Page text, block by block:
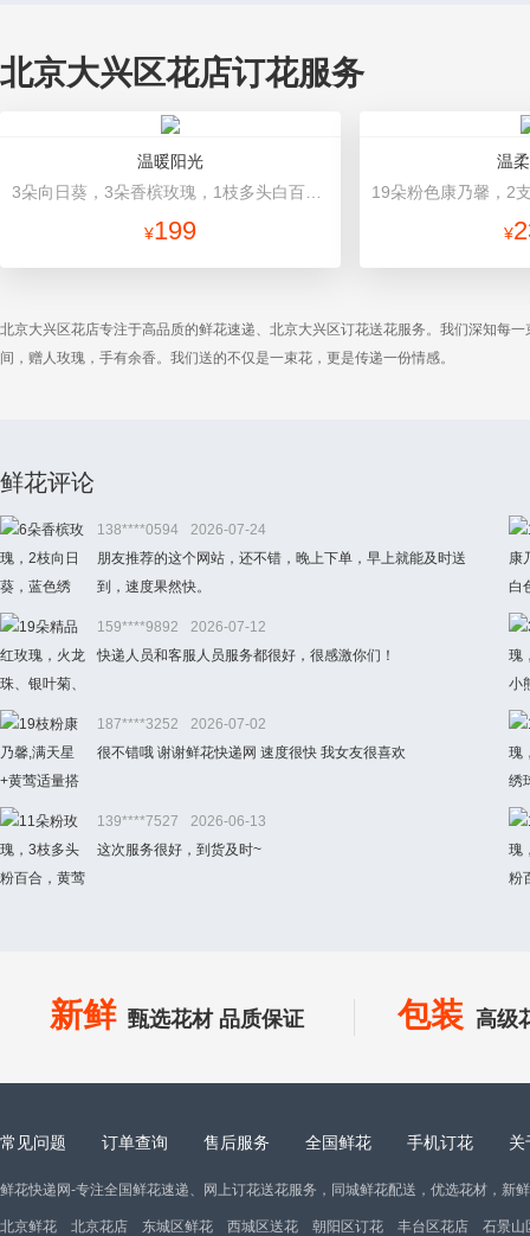
北京大兴区花店订花服务
温暖阳光
¥199
温
¥
北京大兴区花店专注于高品质的鲜花速递、北京大兴区订花送花服务。我们深知每
间，赠人玫瑰，手有余香。我们送的不仅是一束花，更是传递一份情感。
鲜花评论
138****0594
2026-07-24
朋友推荐的这个网站，还不错，晚上下单，早上就能及时送
到，速度果然快。
159****9892
2026-07-12
快递人员和客服人员服务都很好，很感激你们！
187****3252
2026-07-02
很不错哦 谢谢鲜花快递网 速度很快 我女友很喜欢
139****7527
2026-06-13
这次服务很好，到货及时~
新鲜 甄选花材 品质保证 包装 高级
常见问题 订单查询 售后服务 全国鲜花 手机订花 关
鲜花快递网-专注全国鲜花速递、网上订花送花服务，同城鲜花配送，优选花材，新
北京鲜花 北京花店 东城区鲜花 西城区送花 朝阳区订花 丰台区花店
石景山